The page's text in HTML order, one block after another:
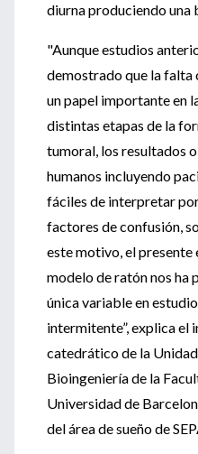
diurna produciendo una
"Aunque estudios
demostrado que la falta
un papel importante en
distintas etapas de la
tumoral, los resultados
humanos incluyendo
fáciles de interpretar
factores de confusión,
este motivo, el
modelo de ratón nos ha
única variable en
intermitente”, explica el
catedrático de la
Bioingeniería de la
Universidad de
del área de sueño de